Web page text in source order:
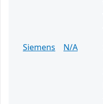
Siemens
N/A